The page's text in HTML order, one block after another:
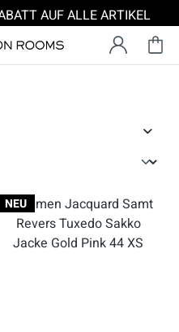
AUF ALLE ARTIKEL
NEU